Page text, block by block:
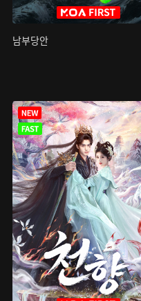
남부당안